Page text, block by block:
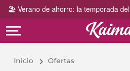
🏖️ Verano de ahorro: la temporada
Categorías
por
Gana
más
y
Guía
rápida
funciona
Preguntas
Inicio Ofertas